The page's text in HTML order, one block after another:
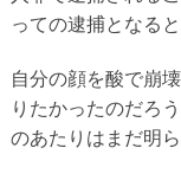
っての逮捕となると
自分の顔を酸で崩
りたかったのだろ
のあたりはまだ明